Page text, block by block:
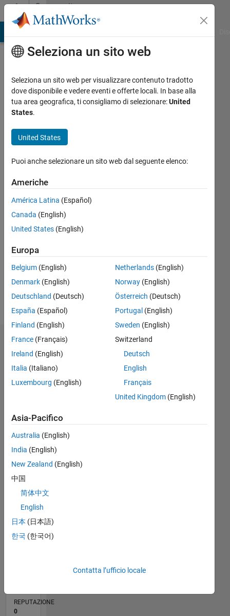
Vai al contenutoCommunity
Profile
Michael
Eugene
Carter
Last
oltre 4
Attivo
dal 2022
Following:
Follow
Dashboard
Statistica
M…
CONTRIBUTI L
2
3
4
5
L
01/22
07/22
01/23
07/23
01/24
07/24
01/25
07/25
01/26
07/26
08/22
03/23
10/23
05/24
12/24
02/26
09/22
05/23
09/24
05/25
CRONOLOGIA
REPUTAZIONE
0
Seleziona un sito web
Seleziona un sito web per visualizzare contenuto tradotto
dove disponibile e vedere eventi e offerte locali. In base alla
tua area geografica, ti consigliamo di selezionare:United
States.
United States
Puoi anche selezionare un sito web dal seguente elenco:
Americhe
América Latina (Español)
Canada (English)
United States (English)
Europa
Belgium (English)
Denmark (English)
Deutschland (Deutsch)
España (Español)
Finland (English)
France (Français)
Ireland (English)
Italia (Italiano)
Luxembourg (English)
Netherlands(English)
Norway(English)
Österreich (Deutsch)
Portugal (English)
Sweden (English)
Switzerland
Deutsch
English
Français
United Kingdom(English)
Asia-Pacifico
Australia (English)
India (English)
New Zealand (English)
中国
简体中文
English
日本 (日本語)
한국 (한국어)
Contatta l’ufficio locale